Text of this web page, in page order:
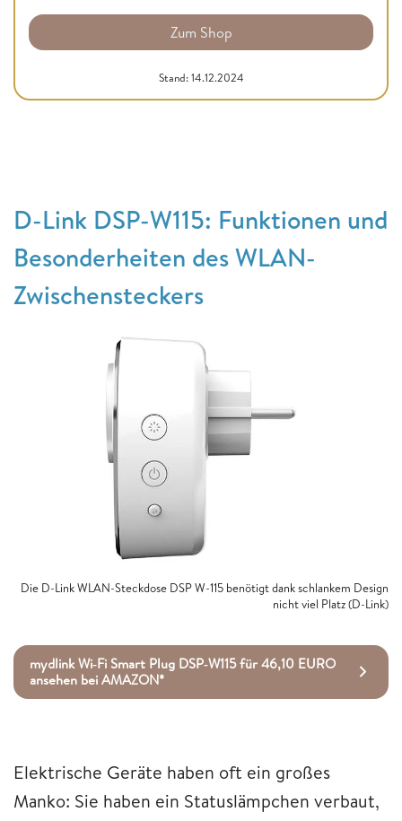
Zum Shop
Stand: 14.12.2024
D-Link DSP-W115: Funktionen und
Besonderheiten des WLAN-
Zwischensteckers
Die D-Link WLAN-Steckdose DSP W-115 benötigt dank schlankem Design
nicht viel Platz (D-Link)
mydlink Wi‑Fi Smart Plug DSP‑W115 für 46,10 EURO
ansehen bei AMAZON*
Elektrische Geräte haben oft ein großes
Manko: Sie haben ein Statuslämpchen verbaut,